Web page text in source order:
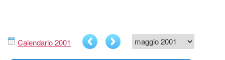
Calendario 2001